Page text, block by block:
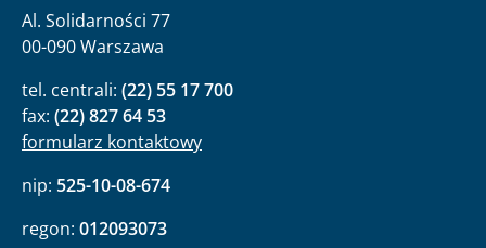
Al. Solidarności 77
00-090 Warszawa
tel. centrali: (22) 55 17 700
fax: (22) 827 64 53
formularz kontaktowy
nip: 525-10-08-674
regon: 012093073